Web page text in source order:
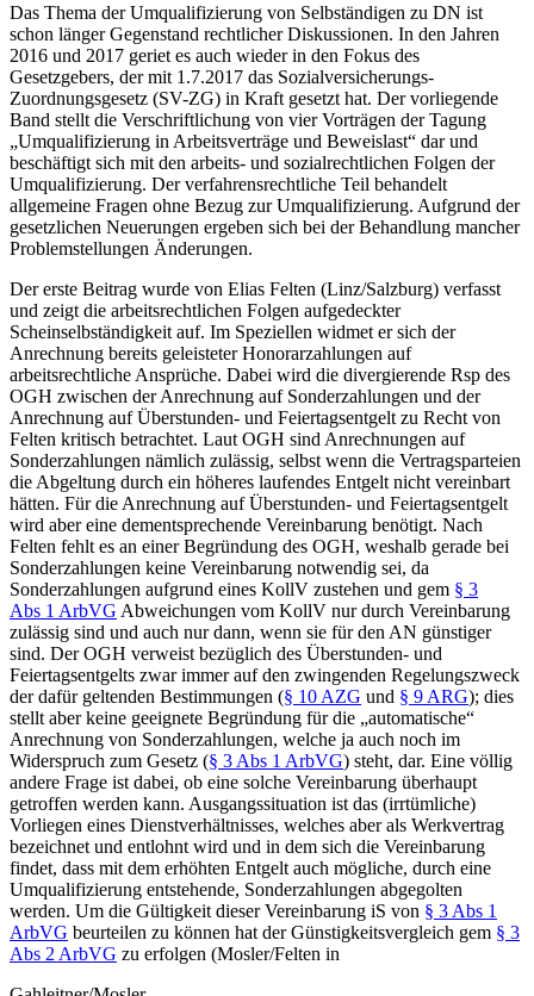
Das Thema der Umqualifizierung von Selbständigen zu DN ist
schon länger Gegenstand rechtlicher Diskussionen. In den Jahren
2016 und 2017 geriet es auch wieder in den Fokus des
Gesetzgebers, der mit 1.7.2017 das Sozialversicherungs-
Zuordnungsgesetz (SV-ZG) in Kraft gesetzt hat. Der vorliegende
Band stellt die Verschriftlichung von vier Vorträgen der Tagung
„Umqualifizierung in Arbeitsverträge und Beweislast“ dar und
beschäftigt sich mit den arbeits- und sozialrechtlichen Folgen der
Umqualifizierung. Der verfahrensrechtliche Teil behandelt
allgemeine Fragen ohne Bezug zur Umqualifizierung. Aufgrund der
gesetzlichen Neuerungen ergeben sich bei der Behandlung mancher
Problemstellungen Änderungen.
Der erste Beitrag wurde von Elias Felten (Linz/Salzburg) verfasst
und zeigt die arbeitsrechtlichen Folgen aufgedeckter
Scheinselbständigkeit auf. Im Speziellen widmet er sich der
Anrechnung bereits geleisteter Honorarzahlungen auf
arbeitsrechtliche Ansprüche. Dabei wird die divergierende Rsp des
OGH zwischen der Anrechnung auf Sonderzahlungen und der
Anrechnung auf Überstunden- und Feiertagsentgelt zu Recht von
Felten kritisch betrachtet. Laut OGH sind Anrechnungen auf
Sonderzahlungen nämlich zulässig, selbst wenn die Vertragsparteien
die Abgeltung durch ein höheres laufendes Entgelt nicht vereinbart
hätten. Für die Anrechnung auf Überstunden- und Feiertagsentgelt
wird aber eine dementsprechende Vereinbarung benötigt. Nach
Felten fehlt es an einer Begründung des OGH, weshalb gerade bei
Sonderzahlungen keine Vereinbarung notwendig sei, da
Sonderzahlungen aufgrund eines KollV zustehen und gem § 3
Abs 1 ArbVG Abweichungen vom KollV nur durch Vereinbarung
zulässig sind und auch nur dann, wenn sie für den AN günstiger
sind. Der OGH verweist bezüglich des Überstunden- und
Feiertagsentgelts zwar immer auf den zwingenden Regelungszweck
der dafür geltenden Bestimmungen (§ 10 AZG und § 9 ARG); dies
stellt aber keine geeignete Begründung für die „automatische“
Anrechnung von Sonderzahlungen, welche ja auch noch im
Widerspruch zum Gesetz (§ 3 Abs 1 ArbVG) steht, dar. Eine völlig
andere Frage ist dabei, ob eine solche Vereinbarung überhaupt
getroffen werden kann. Ausgangssituation ist das (irrtümliche)
Vorliegen eines Dienstverhältnisses, welches aber als Werkvertrag
bezeichnet und entlohnt wird und in dem sich die Vereinbarung
findet, dass mit dem erhöhten Entgelt auch mögliche, durch eine
Umqualifizierung entstehende, Sonderzahlungen abgegolten
werden. Um die Gültigkeit dieser Vereinbarung iS von § 3 Abs 1
ArbVG beurteilen zu können hat der Günstigkeitsvergleich gem § 3
Abs 2 ArbVG zu erfolgen (Mosler/Felten in